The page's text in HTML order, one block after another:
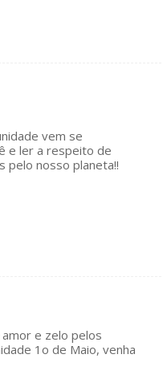
vem se
e ler a respeito de
pelo nosso planeta!!
e zelo pelos
1o de Maio, venha